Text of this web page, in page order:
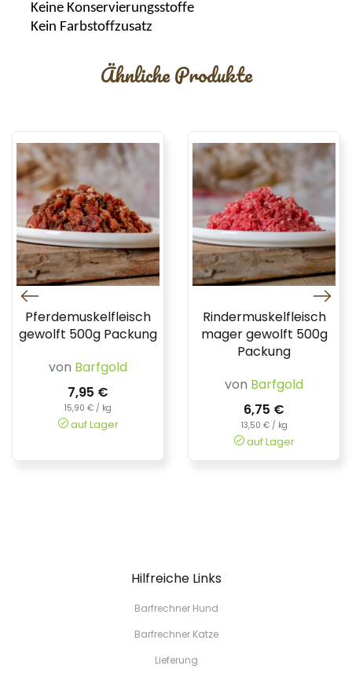
Keine Konservierungsstoffe
Kein Farbstoffzusatz
Ähnliche Produkte
Pferdemuskelfleisch
gewolft 500g Packung
von Barfgold
7,95 €
15,90 € / kg
auf Lager
Rindermuskelfleisch
mager gewolft 500g
Packung
von Barfgold
6,75 €
13,50 € / kg
auf Lager
Hilfreiche Links
Barfrechner Hund
Barfrechner Katze
Lieferung